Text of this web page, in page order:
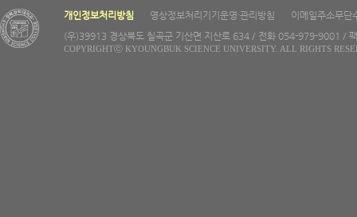
개인정보처리방침 영상정보처리기기운영·관리방침
이메일주소무단
(우)39913 경상북도 칠곡군 기산면 지산로 634 / 전화 054-979-9001 /
COPYRIGHTⓒ KYOUNGBUK SCIENCE UNIVERSITY. ALL RIGHTS